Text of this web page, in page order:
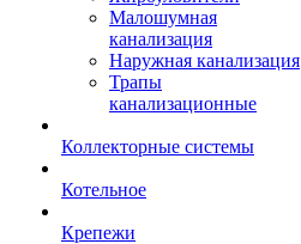
Малошумная
канализация
Наружная канализация
Трапы
канализационные
Коллекторные системы
Котельное
Крепежи